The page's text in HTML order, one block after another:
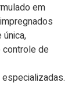
em
controle de